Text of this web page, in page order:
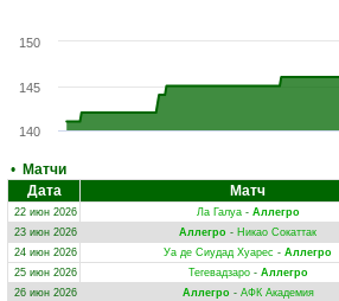
140
145
150
• Матчи
Дата
Матч
22 июн 2026
Ла Галуа- Аллегро
23 июн 2026
Аллегро - Никао Сокаттак
24 июн 2026
Уа де Сиудад Хуарес - Аллегро
25 июн 2026
Тегевадзаро- Аллегро
26 июн 2026
Аллегро - АФК Академия